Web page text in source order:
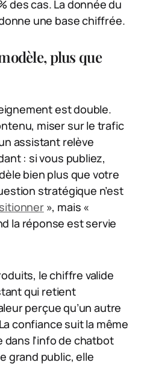
des cas. La donnée du
une base chiffrée.
plus que
est double.
miser sur le trafic
assistant relève
: si vous publiez,
bien plus que votre
stratégique n’est
», mais «
la réponse est servie
le chiffre valide
qui retient
perçue qu’un autre
confiance suit la même
dans l’info de chatbot
grand public, elle